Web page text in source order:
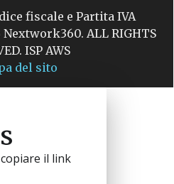
fiscale e Partita IVA
ALL RIGHTS
ISP AWS
del sito
il link